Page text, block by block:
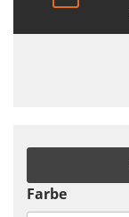
Farbe